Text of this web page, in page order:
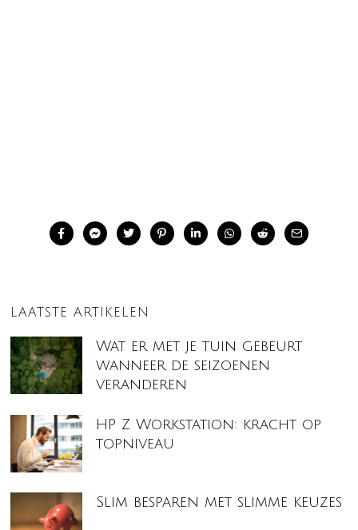
LAATSTE ARTIKELEN
Wat er met je tuin gebeurt
wanneer de seizoenen
veranderen
HP Z Workstation: kracht op
topniveau
Slim besparen met slimme keuzes